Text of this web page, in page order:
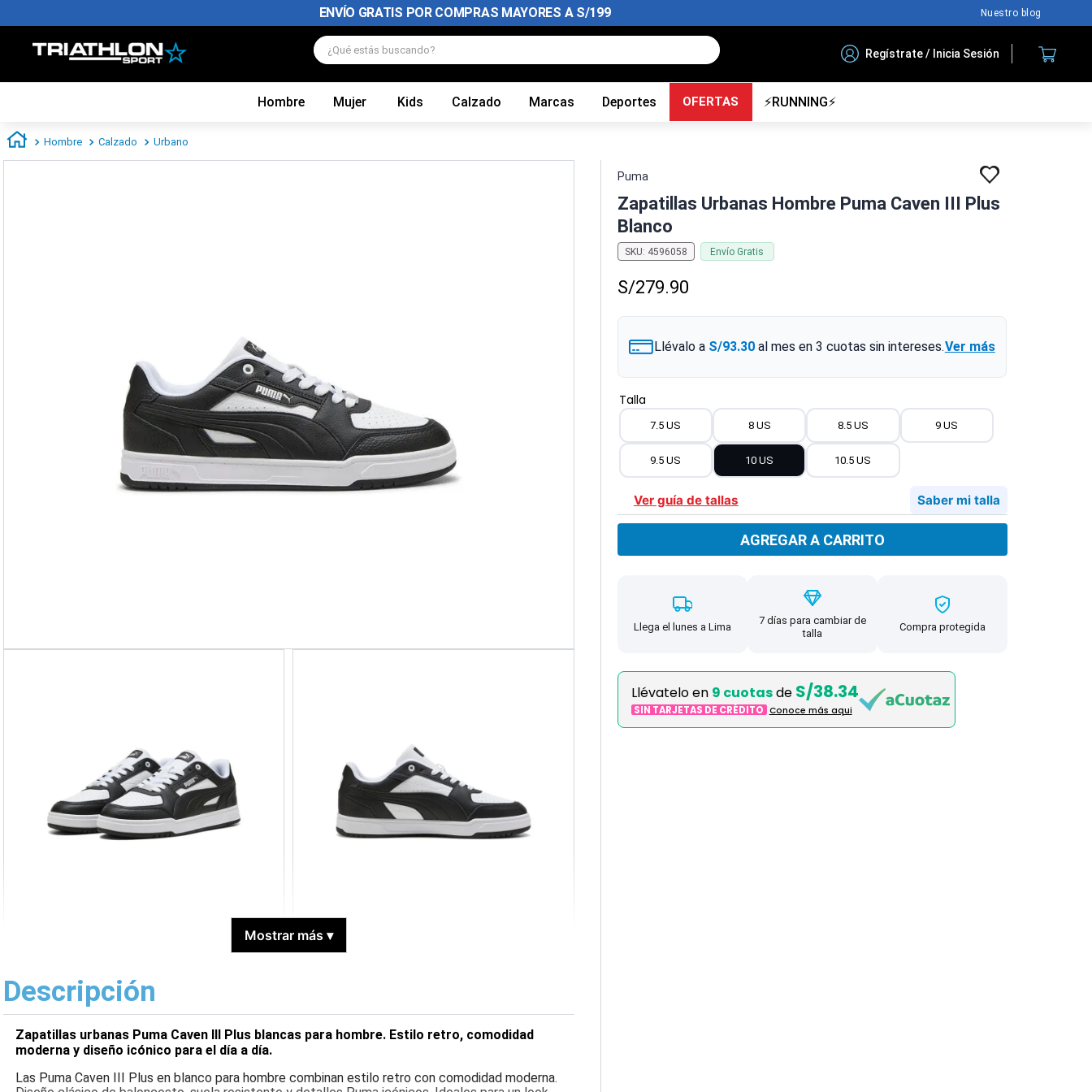
ENVÍO GRATIS POR COMPRAS MAYORES A S/199 Nuestro blog
¿Qué estás buscando?
Regístrate / Inicia Sesión
Hombre Mujer Kids Calzado Marcas Deportes OFERTAS ⚡RUNNING⚡
Hombre Calzado Urbano
Mostrar más ▾
Descripción
Zapatillas urbanas Puma Caven III Plus blancas para hombre. Estilo retro, comodidad
moderna y diseño icónico para el día a día.
Las Puma Caven III Plus en blanco para hombre combinan estilo retro con comodidad moderna.
Puma
Zapatillas Urbanas Hombre Puma Caven III Plus
Blanco
SKU: 4596058 Envío Gratis
S/279.90
Llévalo a S/93.30al mes en 3 cuotas sin intereses.Ver más
Talla
7.5 US 8 US 8.5 US 9 US
9.5 US 10 US 10.5 US
Ver guía de tallas Saber mi talla
AGREGAR A CARRITO
Llega el lunes a Lima
7 días para cambiar de
talla
Compra protegida
Llévatelo en 9 cuotasde S/38.34
SIN TARJETAS DE CRÉDITO Conoce más aqui
TÉRMINOS MÁS BUSCADOS
2.
zapatillas nike